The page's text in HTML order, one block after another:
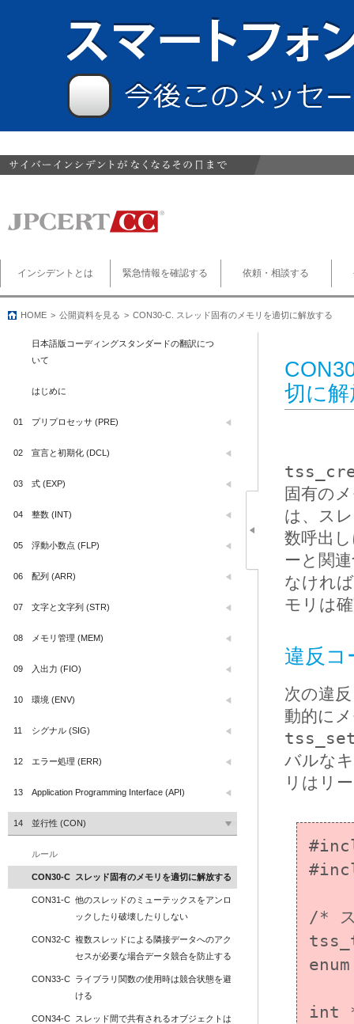
インシデントとは 緊急情報を確認する 依頼・相談する
HOME 公開資料を見る CON30-C. スレッド固有のメモリを適切に解放する
切に
固有の
は、ス
数呼出
ーと関
なけれ
モリは
違反コ
次の違
動的に
バルな
リはリ
/* ス
int
日本語版コーディングスタンダードの翻訳につ
いて
はじめに
01 プリプロセッサ (PRE)
02 宣言と初期化 (DCL)
03 式 (EXP)
04 整数 (INT)
05 浮動小数点 (FLP)
06 配列 (ARR)
07 文字と文字列 (STR)
08 メモリ管理 (MEM)
09 入出力 (FIO)
10 環境 (ENV)
11 シグナル (SIG)
12 エラー処理 (ERR)
13 Application Programming Interface (API)
14 並行性 (CON)
ルール
CON30-C スレッド固有のメモリを適切に解放する
CON31-C 他のスレッドのミューテックスをアンロ
ックしたり破壊したりしない
CON32-C 複数スレッドによる隣接データへのアク
セスが必要な場合データ競合を防止する
CON33-C ライブラリ関数の使用時は競合状態を避
ける
CON34-C スレッド間で共有されるオブジェクトは